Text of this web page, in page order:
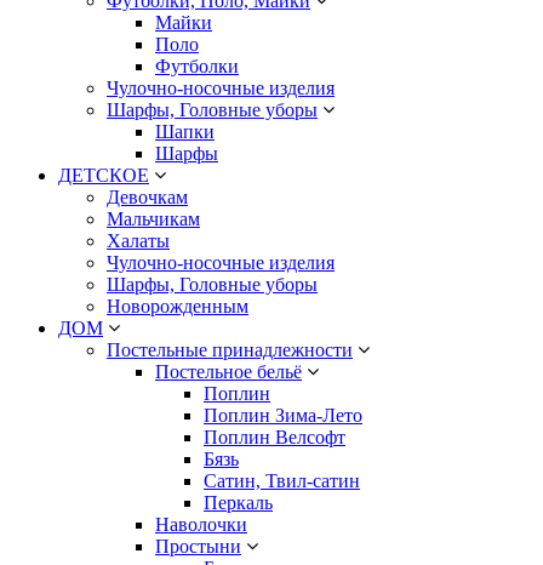
Майки
Поло
Футболки
Чулочно-носочные изделия
Шарфы, Головные уборы
Шапки
Шарфы
ДЕТСКОЕ
Девочкам
Мальчикам
Халаты
Чулочно-носочные изделия
Шарфы, Головные уборы
Новорожденным
ДОМ
Постельные принадлежности
Постельное бельё
Поплин
Поплин Зима-Лето
Поплин Велсофт
Бязь
Сатин, Твил-сатин
Перкаль
Наволочки
Простыни